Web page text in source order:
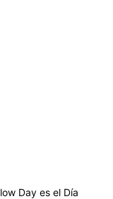
Day es el Día